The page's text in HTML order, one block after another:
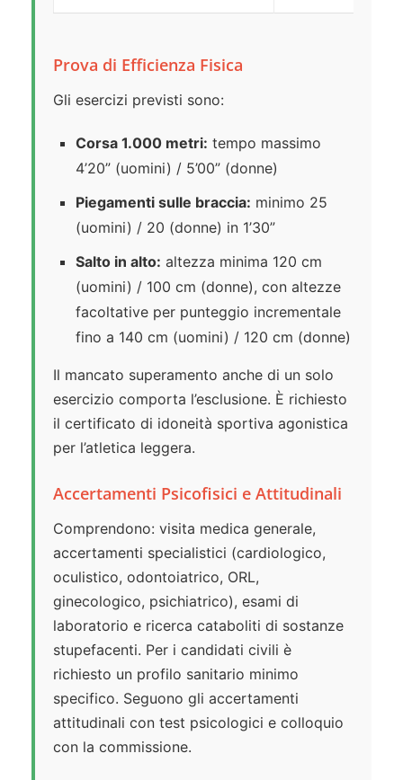
Prova di Efficienza Fisica
Gli esercizi previsti sono:
Corsa 1.000 metri: tempo massimo
4’20” (uomini) / 5’00” (donne)
Piegamenti sulle braccia: minimo 25
(uomini) / 20 (donne) in 1’30”
Salto in alto: altezza minima 120 cm
(uomini) / 100 cm (donne), con altezze
facoltative per punteggio incrementale
fino a 140 cm (uomini) / 120 cm (donne)
Il mancato superamento anche di un solo
esercizio comporta l’esclusione. È richiesto
il certificato di idoneità sportiva agonistica
per l’atletica leggera.
Accertamenti Psicofisici e Attitudinali
Comprendono: visita medica generale,
accertamenti specialistici (cardiologico,
oculistico, odontoiatrico, ORL,
ginecologico, psichiatrico), esami di
laboratorio e ricerca cataboliti di sostanze
stupefacenti. Per i candidati civili è
richiesto un profilo sanitario minimo
specifico. Seguono gli accertamenti
attitudinali con test psicologici e colloquio
con la commissione.